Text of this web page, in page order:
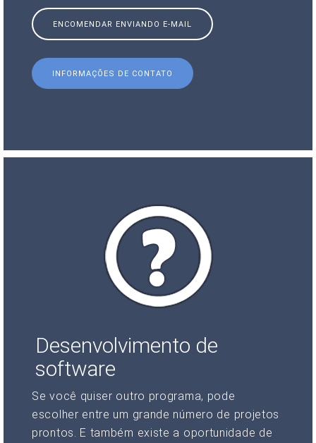
ENCOMENDAR ENVIANDO E-MAIL
INFORMAÇÕES DE CONTATO
Desenvolvimento de
software
Se você quiser outro programa, pode
escolher entre um grande número de projetos
prontos. E também existe a oportunidade de